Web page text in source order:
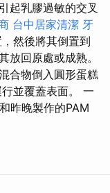
起乳膠過敏的交叉
台中居家清潔 牙
然後將其倒置到
放回原處或成熟。
合物倒入圓形蛋糕
並覆蓋表面。 一
昨晚製作的PAM